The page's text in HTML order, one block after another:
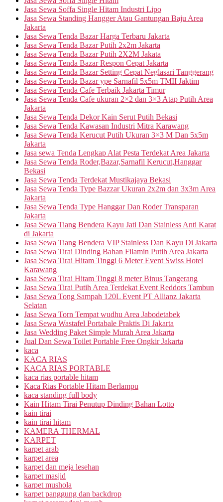
Jasa Sewa Soffa Single Hitam Industri Lipo
Jasa Sewa Standing Hangger Atau Gantungan Baju Area
Jakarta
Jasa Sewa Tenda Bazar Harga Terbaru Jakarta
Jasa Sewa Tenda Bazar Putih 2x2m Jakarta
Jasa Sewa Tenda Bazar Putih 2X2M Jakata
Jasa Sewa Tenda Bazar Respon Cepat Jakarta
Jasa Sewa Tenda Bazar Setting Cepat Neglasari Tanggerang
Jasa Sewa Tenda Bazar ype Sarnafil 5x5m TMII Jaktim
Jasa Sewa Tenda Cafe Terbaik Jakarta Timur
Jasa Sewa Tenda Cafe ukuran 2×2 dan 3×3 Atap Putih Area
Jakarta
Jasa Sewa Tenda Dekor Kain Serut Putih Bekasi
Jasa Sewa Tenda Kawasan Industri Mitra Karawang
Jasa Sewa Tenda Kerucut Putih Ukuran 3×3 M Dan 5x5m
Jakarta
Jasa sewa Tenda Lengkap Alat Pesta Terdekat Area Jakarta
Jasa Sewa Tenda Roder,Bazar,Sarnafil Kerucut,Hanggar
Bekasi
Jasa Sewa Tenda Terdekat Mustikajaya Bekasi
Jasa Sewa Tenda Type Bazzar Ukuran 2x2m dan 3x3m Area
Jakarta
Jasa Sewa Tenda Type Hanggar Dan Roder Transparan
Jakarta
Jasa Sewa Tiang Bendera Kayu Jati Dan Stainless Anti Karat
di Jakarta
Jasa Sewa Tiang Bendera VIP Stainless Dan Kayu Di Jakarta
Jasa Sewa Tirai Dinding Bahan Filamin Putih Area Jakarta
Jasa Sewa Tirai Hitam Tinggi 6 Meter Event Swiss Hotel
Karawang
Jasa Sewa Tirai Hitam Tinggi 8 meter Binus Tangerang
Jasa Sewa Tirai Putih Area Terdekat Event Reddors Tambun
Jasa Sewa Tong Sampah 120L Event PT Allianz Jakarta
Selatan
Jasa Sewa Torn Tempat wudhu Area Jabodetabek
Jasa Sewa Wastafel Portabale Praktis Di Jakarta
Jasa Wedding Paket Simple Murah Area Jakarta
Jual Dan Sewa Toilet Portable Free Ongkir Jakarta
kaca
KACA RIAS
KACA RIAS PORTABLE
kaca rias portable hitam
Kaca Rias Portable Hitam Berlampu
kaca standing full body
Kain Hitam Tirai Penutup Dinding Bahan Lotto
kain tirai
kain tirai hitam
KAMERA THERMAL
KARPET
karpet arab
karpet area
karpet dan meja lesehan
karpet masjid
karpet mushola
karpet panggung dan backdrop